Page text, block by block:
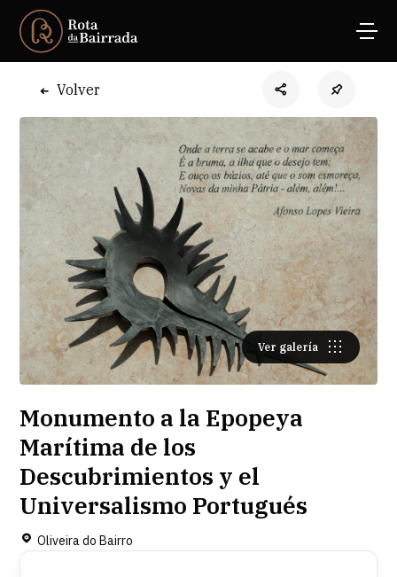
Volver
Ver galería
Monumento a la Epopeya
Marítima de los
Descubrimientos y el
Universalismo Portugués
Oliveira do Bairro